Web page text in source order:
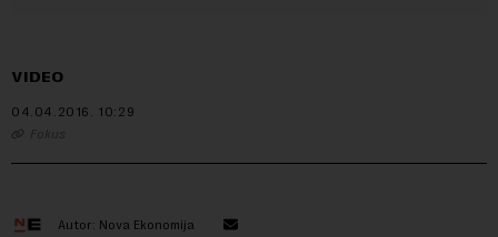
VIDEO
04.04.2016. 10:29
Fokus
Autor: Nova Ekonomija